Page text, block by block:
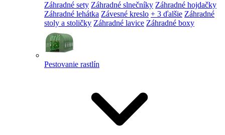
Záhradné sety Záhradné slnečníky Záhradné hojdačky
Záhradné lehátka Závesné kreslo + 3 ďalšie Záhradné
stoly a stoličky Záhradné lavice Záhradné boxy
Pestovanie rastlín